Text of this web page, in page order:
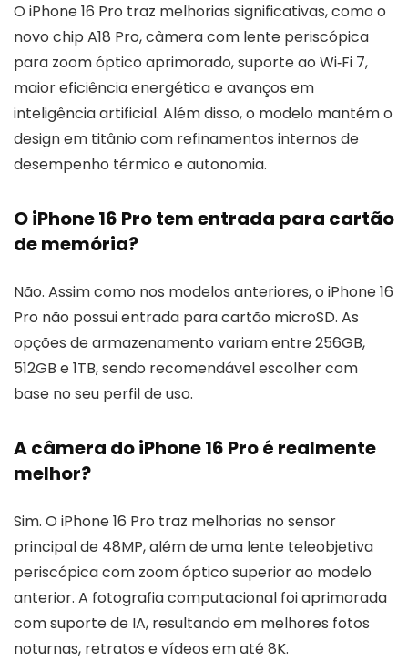
O iPhone 16 Pro traz melhorias significativas, como o
novo chip A18 Pro, câmera com lente periscópica
para zoom óptico aprimorado, suporte ao Wi‑Fi 7,
maior eficiência energética e avanços em
inteligência artificial. Além disso, o modelo mantém o
design em titânio com refinamentos internos de
desempenho térmico e autonomia.
O iPhone 16 Pro tem entrada para cartão
de memória?
Não. Assim como nos modelos anteriores, o iPhone 16
Pro não possui entrada para cartão microSD. As
opções de armazenamento variam entre 256GB,
512GB e 1TB, sendo recomendável escolher com
base no seu perfil de uso.
A câmera do iPhone 16 Pro é realmente
melhor?
Sim. O iPhone 16 Pro traz melhorias no sensor
principal de 48MP, além de uma lente teleobjetiva
periscópica com zoom óptico superior ao modelo
anterior. A fotografia computacional foi aprimorada
com suporte de IA, resultando em melhores fotos
noturnas, retratos e vídeos em até 8K.